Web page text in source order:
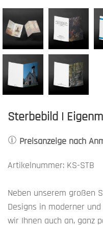
Sterbebild |
Preisanzeige nach
Artikelnummer: KS-STB
Neben unserem großen
Designs in moderner
wir Ihnen auch an, ganz